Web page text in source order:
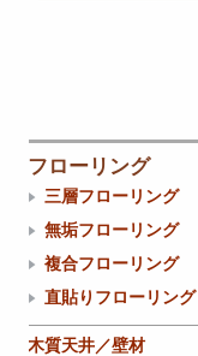
フローリング
三層フローリング
無垢フローリング
複合フローリング
直貼りフローリング
木質天井／壁材